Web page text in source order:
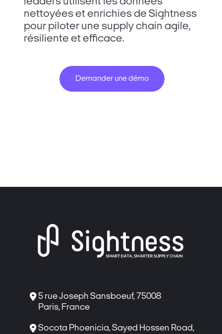
nettoyées et enrichies de Sightness
pour piloter une supply chain agile,
résiliente et efficace.
Demander une démo
 5 rue Joseph Sansboeuf, 75008
Paris, France
Socota Phoenicia, Sayed Hossen Road,